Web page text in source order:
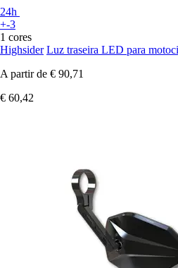
24h
+-3
1 cores
Highsider Luz traseira LED para
A partir de € 90,71
€ 60,42